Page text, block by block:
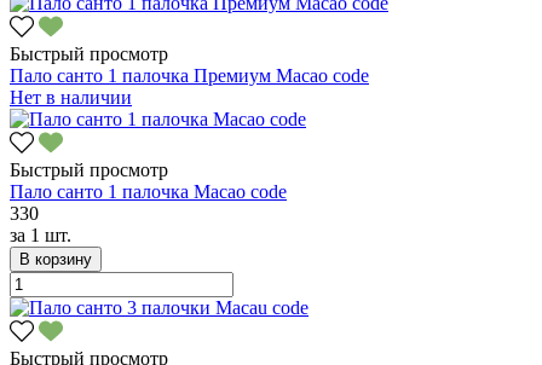
Быстрый просмотр
Пало санто 1 палочка Премиум Macao code
Нет в наличии
Быстрый просмотр
Пало санто 1 палочка Macao code
330
за 1 шт.
В корзину
Быстрый просмотр